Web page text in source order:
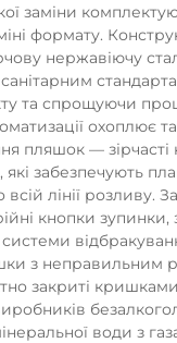
заміни
формату.
нержавіючу
та спрощуючи
охоплює
пляшок —
які забезпечують
всій лінії розливу.
кнопки зупинки,
з неправильним
закриті
води з